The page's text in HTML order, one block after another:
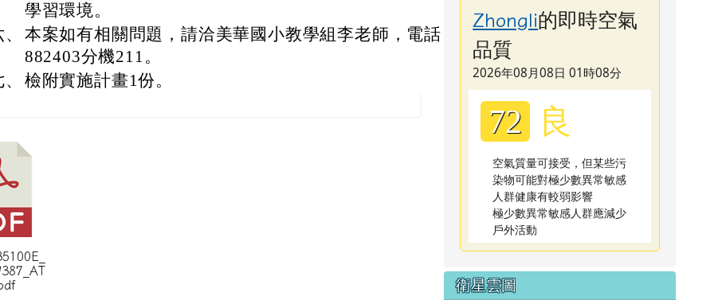
學習環境。
本案如有相關問題，請洽美華國小教學組李老師，電話：3
882403分機211。
檢附實施計畫1份。
Zhongli的即時空氣
品質
2026年08月08日 01時08分
72 良
空氣質量可接受，但某些污
染物可能對極少數異常敏感
人群健康有較弱影響
極少數異常敏感人群應減少
戶外活動
衛星雲圖